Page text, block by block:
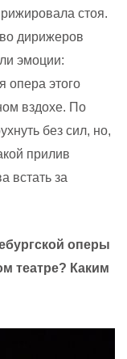
стоя.
дирижеров
эмоции:
опера этого
вздохе. По
без сил, но,
прилив
встать за
оперы
театре? Каким